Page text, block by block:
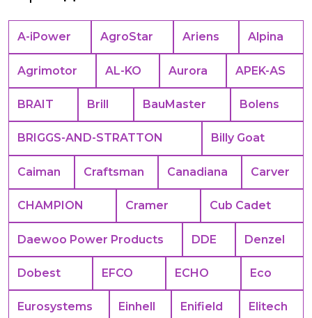
A-iPower AgroStar Ariens Alpina
Agrimotor AL-KO Aurora APEK-АS
BRAIT Brill BauMaster Bolens
BRIGGS-AND-STRATTON Billy Goat
Caiman Craftsman Canadiana Carver
CHAMPION Cramer Cub Cadet
Daewoo Power Products DDE Denzel
Dobest EFCO ECHO Eco
Eurosystems Einhell Enifield Elitech